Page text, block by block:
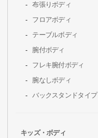
布張りボディ
フロアボディ
テーブルボディ
腕付ボディ
フレキ腕付ボディ
腕なしボディ
バックスタンドタイプ
キッズ・ボディ